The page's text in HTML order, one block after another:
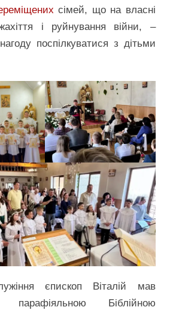
сімей, що на власні
і руйнування війни, –
поспілкуватися з дітьми
єпископ Віталій мав
парафіяльною Біблійною